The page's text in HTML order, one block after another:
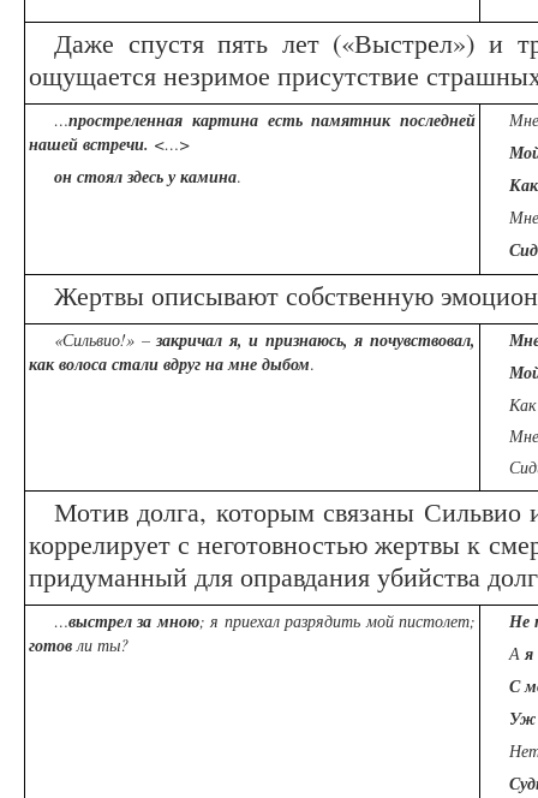
Даже спустя пять лет («Выстрел») и
ощущается незримое присутствие
…простреленная картина есть памятник последней
нашей встречи. <…>
он стоял здесь у камина.
Жертвы описывают собственную
«Сильвио!» –закричал я, и признаюсь, я почувствовал,
как волоса стали вдруг на мне дыбом.
Мотив долга, которым связаны
коррелирует с неготовностью жертвы к
придуманный для оправдания убийства
…выстрел за мною; я приехал разрядить мой пистолет;
готовли ты?
Не
Ая
С